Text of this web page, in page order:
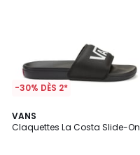
-30% DÈS 2*
VANS
Claquettes La Costa Slide-On
3,7
/ 5